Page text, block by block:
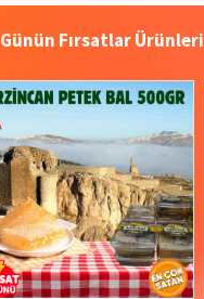
Günün Fırsatlar Ürünleri